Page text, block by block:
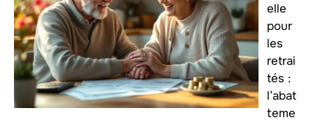
elle
pour
les
retrai
tés :
l’abat
teme